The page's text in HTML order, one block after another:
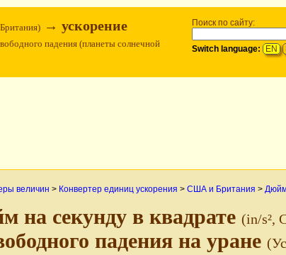
Поиск по сайту:
Switch language: EN
→ ускорение
падения (планеты солнечной
величин > Конвертер единиц ускорения > США и Британия > Дюйм
на секунду в квадрате (in/s²,
падения на уране